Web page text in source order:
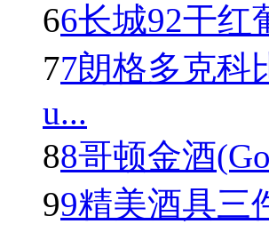
66长城92干红
77朗格多克科
u...
88哥顿金酒
99精美酒具三